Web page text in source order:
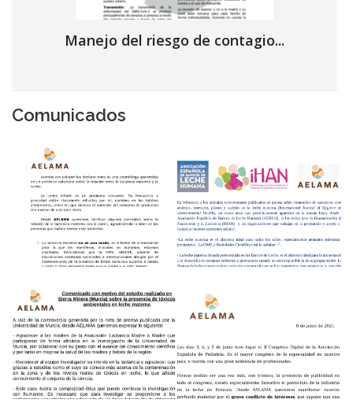
Manejo del riesgo de contagio...
Comunicados